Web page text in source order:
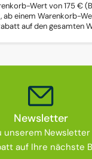
Wert von 175 €
ab einem Warenkorb-
auf den gesamten
Newsletter
unserem
auf Ihre nächste